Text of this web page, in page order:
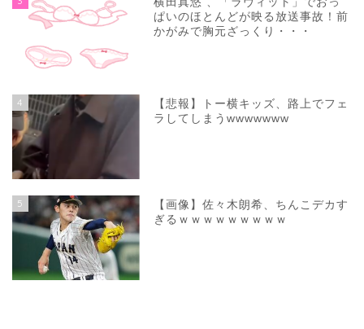
ぱいのほとんどが映る放送事故！前
かがみで胸元ざっくり・・・
4
【悲報】トー横キッズ、路上でフェ
ラしてしまうwwwwwww
5
【画像】佐々木朗希、ちんこデカす
ぎるｗｗｗｗｗｗｗｗｗ